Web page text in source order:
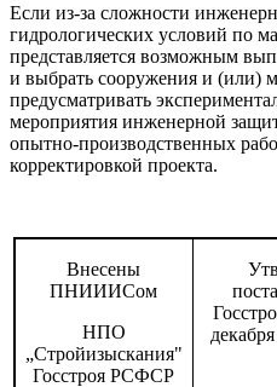
Если из-за сложности
гидрологических условий по
представляется возможным
и выбрать сооружения и (или)
предусматривать
мероприятия инже­нерной
опытно-произ­водственных
корректировкой проекта.
Внесены
ПНИИИСом
НПО
„Стройизыскания"
Госстроя РСФСР
декабря